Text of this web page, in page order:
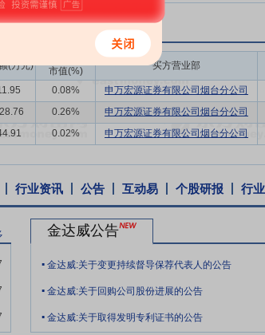
升成品品质，为营养与健康领域提供高品质的功能
生物学关键技术层面均已建成相应的研发平台和研
节形成了完备的技术领先优势，并构建了以微生
原料，可以保证对应终端产品所须原料的持续供
原料的背书，终端产品不断巩固和扩大市场份额。
自身的生产、技术、服务优势，推进企业全球化发
金达威的了解与信任。
控股子公司江苏诚信药业有限公司近日收到国家知
曲库铵杂质H的分离制备方法及其应用。本发明
公司的核心竞争力。
(万元)
市值(%)
买方营业部
0.08% 申万宏源证券有限公司烟台分公司
0.26% 申万宏源证券有限公司烟台分公司
0.02% 申万宏源证券有限公司烟台分公司
行业资讯 公告 互动易 个股研报 行
金达威公告
. 金达威:关于变更持续督导保荐代表人的公告
. 金达威:关于回购公司股份进展的公告
. 金达威:关于取得发明专利证书的公告